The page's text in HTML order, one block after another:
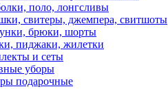
поло, лонгсливы
свитеры, джемпера, свитшоты
брюки, шорты
пиджаки, жилетки
и сеты
уборы
подарочные